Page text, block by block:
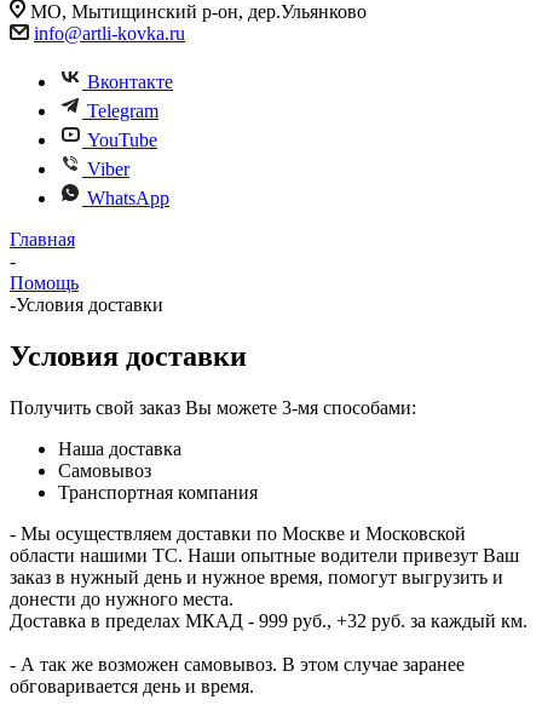
МО, Мытищинский р-он, дер.Ульянково
info@artli-kovka.ru
Вконтакте
Telegram
YouTube
Viber
WhatsApp
Главная
-
Помощь
-Условия доставки
Условия доставки
Получить свой заказ Вы можете 3-мя способами:
Наша доставка
Самовывоз
Транспортная компания
- Мы осуществляем доставки по Москве и Московской
области нашими ТС. Наши опытные водители привезут Ваш
заказ в нужный день и нужное время, помогут выгрузить и
донести до нужного места.
Доставка в пределах МКАД - 999 руб., +32 руб. за каждый км.
- А так же возможен самовывоз. В этом случае заранее
обговаривается день и время.